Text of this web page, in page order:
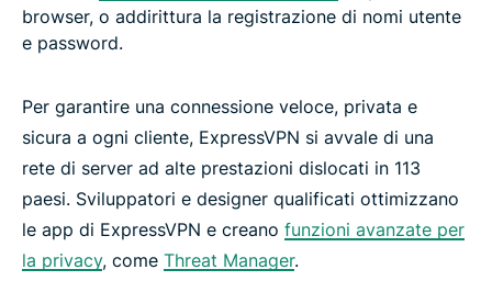
browser, o addirittura la registrazione di nomi utente
e password.
Per garantire una connessione veloce, privata e
sicura a ogni cliente, ExpressVPN si avvale di una
rete di server ad alte prestazioni dislocati in 113
paesi. Sviluppatori e designer qualificati ottimizzano
le app di ExpressVPN e creano funzioni avanzate per
la privacy, come Threat Manager.